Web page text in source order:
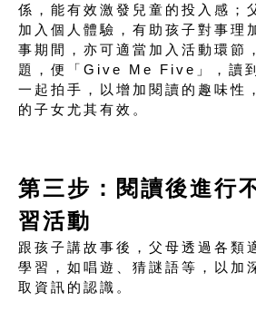
係，能有效激發兒童的投入感；
加入個人體驗，有助孩子對事理
事期間，亦可適當加入活動環節
題，便「Give Me Five」，讀
一起拍手，以增加閱讀的趣味性
的子女尤其有效。
第三步：閱讀後進行
習活動
跟孩子講故事後，父母透過各類
學習，如唱遊、猜謎語等，以加
取資訊的認識。